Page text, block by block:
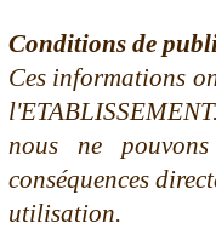
Conditions de
Ces informations
nous ne
conséquences
utilisation.